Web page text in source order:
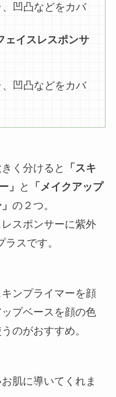
凹凸などをカバ
ェイスレスポンサ
凹凸などをカバ
く分けると
「スキ
」
と
「メイクアップ
の２つ。
スポンサーに紫外
スです。
ンプライマーを顔
プベースを顔の色
のがおすすめ。
肌に導いてくれま